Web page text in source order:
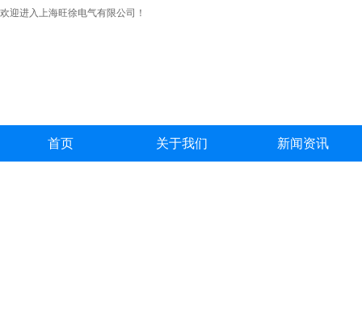
欢迎进入上海旺徐电气有限公司！
首页 关于我们 新闻资讯